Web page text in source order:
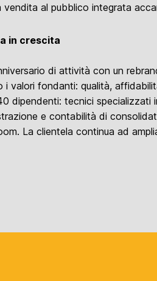
al pubblico integrata
in crescita
di attività con un
i valori fondanti: qualità,
dipendenti: tecnici specializzati
e contabilità di
La clientela continua ad